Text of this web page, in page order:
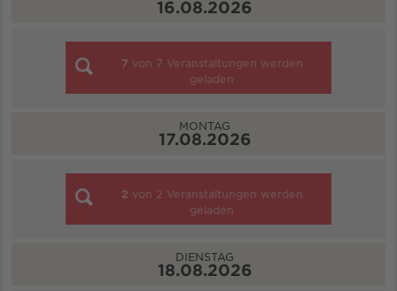
16.08.2026
7 von 7 Veranstaltungen werden
geladen
MONTAG
17.08.2026
2 von 2 Veranstaltungen werden
geladen
DIENSTAG
18.08.2026